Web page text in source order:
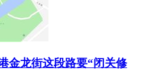
金龙街这段路要“闭关修